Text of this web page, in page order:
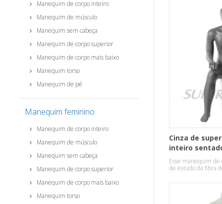
Manequim de corpo inteiro
Manequim de músculo
Manequim sem cabeça
Manequim de corpo superior
Manequim de corpo mais baixo
Manequim torso
Manequim de pé
Manequim feminino
Manequim de corpo inteiro
Manequim de músculo
Manequim sem cabeça
Manequim de corpo superior
Manequim de corpo mais baixo
Manequim torso
Cinza de
inteiro
masculino
Esse manequim
de estudo da fibra
de sessão. A
abstrata.